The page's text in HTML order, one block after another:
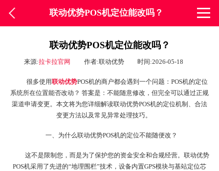
联动优势POS机定位能改吗？
联动优势POS机定位能改吗？
来源:拉卡拉官网 作者:联动优势 时间:2026-05-18
很多使用联动优势POS机的商户都会遇到一个问题：POS机的定位
系统所在位置能否改动？ 答案是：不能随意修改，但完全可以通过正规
渠道申请变更。本文将为您详细解读联动优势POS机的定位机制、合法
变更方法以及常见异常处理技巧。
一、为什么联动优势POS机的定位不能随便改？
这不是限制您，而是为了保护您的资金安全和合规经营。联动优势
POS机采用了先进的“地理围栏”技术，设备内置GPS模块与基站定位芯